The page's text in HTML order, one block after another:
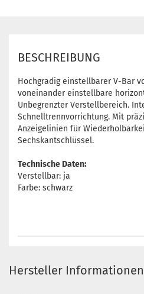
BESCHREIBUNG
Hochgradig einstellbarer V-Bar
voneinander einstellbare
Unbegrenzter Verstellbereich.
Schnelltrennvorrichtung. Mit
Anzeigelinien für
Sechskantschlüssel.
Technische Daten:
Verstellbar: ja
Farbe: schwarz
Hersteller Informationen